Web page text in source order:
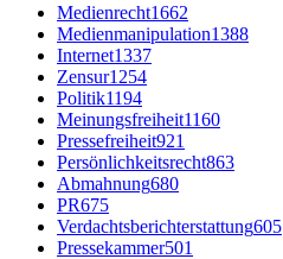
Medienrecht1662
Medienmanipulation1388
Internet1337
Zensur1254
Politik1194
Meinungsfreiheit1160
Pressefreiheit921
Persönlichkeitsrecht863
Abmahnung680
PR675
Verdachtsberichterstattung605
Pressekammer501